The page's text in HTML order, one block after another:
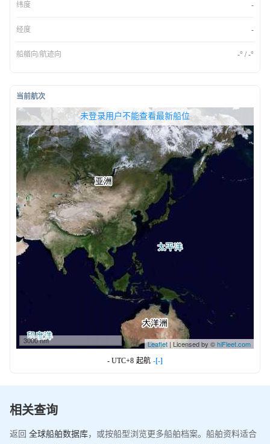
纬度 -
经度 -
船艏向/航迹向 -° / -°
当前航次
3000 nm Leaflet | Licensed by ©hiFleet.com
未登录用户不能查看最新船位
无权查看最新船位，请联系开通
- UTC+8 起航 -[-]
相关查询
返回 全球船舶数据库，或按船型浏览更多船舶档案。船舶资料适合